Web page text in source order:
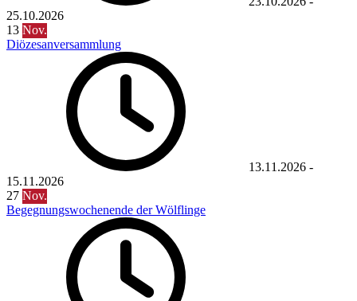
25.10.2026
13 Nov.
Diözesanversammlung
13.11.2026 -
15.11.2026
27 Nov.
Begegnungswochenende der Wölflinge